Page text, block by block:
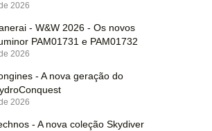
2026
- W&W 2026 - Os novos
PAM01731 e PAM01732
2026
- A nova geração do
2026
- A nova coleção Skydiver